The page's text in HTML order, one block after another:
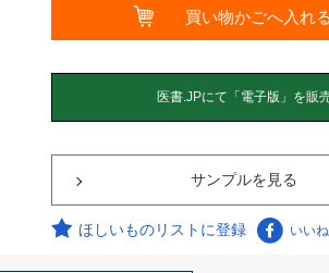
サンプルを見る
ほしいものリストに登録 いいね